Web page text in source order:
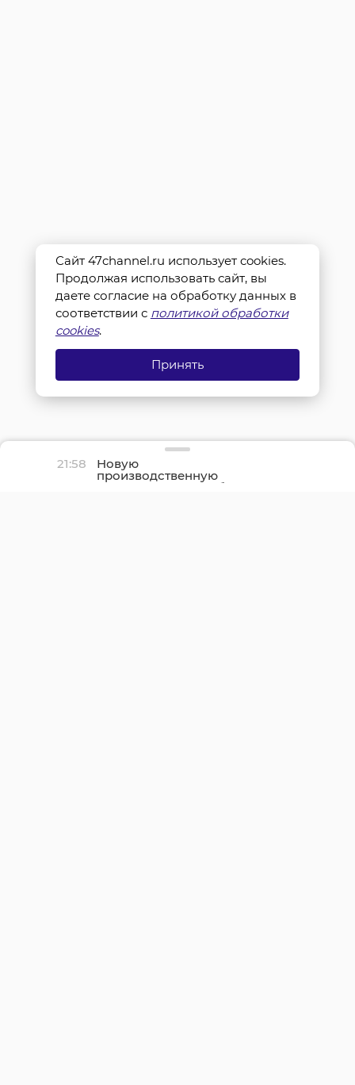
21:58 Новую
производственную
площадку птицефабрики
Сайт 47channel.ru использует cookies.
Продолжая использовать сайт, вы
даете согласие на обработку данных в
соответствии с политикой обработки
cookies.
Принять